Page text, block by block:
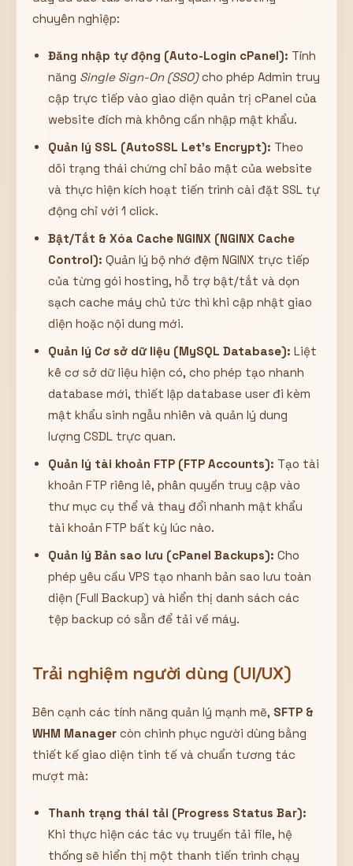
chuyên nghiệp:
Đăng nhập tự động (Auto-Login cPanel): Tính
năng Single Sign-On (SSO)cho phép Admin truy
cập trực tiếp vào giao diện quản trị cPanel của
website đích mà không cần nhập mật khẩu.
Quản lý SSL (AutoSSL Let’s Encrypt): Theo
dõi trạng thái chứng chỉ bảo mật của website
và thực hiện kích hoạt tiến trình cài đặt SSL tự
động chỉ với 1 click.
Bật/Tắt & Xóa Cache NGINX (NGINX Cache
Control): Quản lý bộ nhớ đệm NGINX trực tiếp
của từng gói hosting, hỗ trợ bật/tắt và dọn
sạch cache máy chủ tức thì khi cập nhật giao
diện hoặc nội dung mới.
Quản lý Cơ sở dữ liệu (MySQL Database): Liệt
kê cơ sở dữ liệu hiện có, cho phép tạo nhanh
database mới, thiết lập database user đi kèm
mật khẩu sinh ngẫu nhiên và quản lý dung
lượng CSDL trực quan.
Quản lý tài khoản FTP (FTP Accounts): Tạo tài
khoản FTP riêng lẻ, phân quyền truy cập vào
thư mục cụ thể và thay đổi nhanh mật khẩu
tài khoản FTP bất kỳ lúc nào.
Quản lý Bản sao lưu (cPanel Backups): Cho
phép yêu cầu VPS tạo nhanh bản sao lưu toàn
diện (Full Backup) và hiển thị danh sách các
tệp backup có sẵn để tải về máy.
Trải nghiệm người dùng (UI/UX)
Bên cạnh các tính năng quản lý mạnh mẽ, SFTP &
WHM Manager còn chinh phục người dùng bằng
thiết kế giao diện tinh tế và chuẩn tương tác
mượt mà:
Thanh trạng thái tải (Progress Status Bar):
Khi thực hiện các tác vụ truyền tải file, hệ
thống sẽ hiển thị một thanh tiến trình chạy